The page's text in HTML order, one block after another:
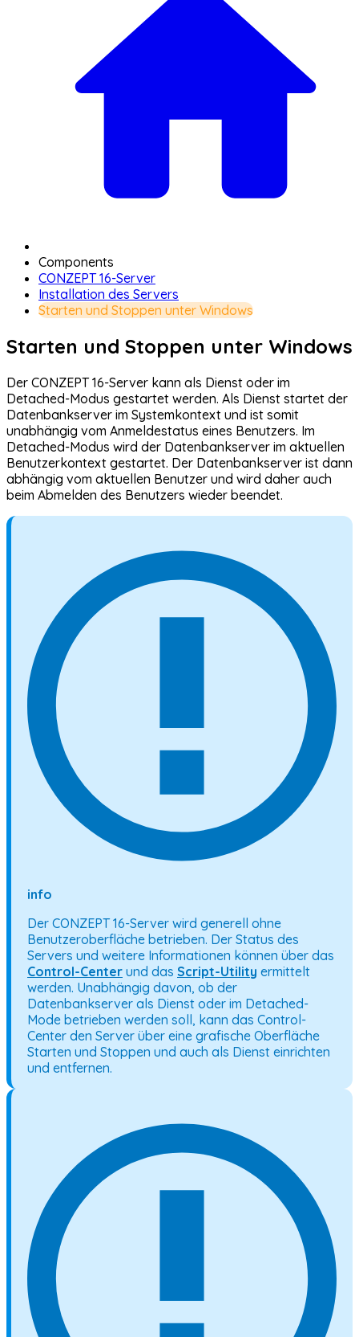
Components
CONZEPT 16-Server
Installation des Servers
Starten und Stoppen unter Windows
Starten und Stoppen unter Windows
Der CONZEPT 16-Server kann als Dienst oder im
Detached-Modus gestartet werden. Als Dienst startet der
Datenbankserver im Systemkontext und ist somit
unabhängig vom Anmeldestatus eines Benutzers. Im
Detached-Modus wird der Datenbankserver im aktuellen
Benutzerkontext gestartet. Der Datenbankserver ist dann
abhängig vom aktuellen Benutzer und wird daher auch
beim Abmelden des Benutzers wieder beendet.
info
Der CONZEPT 16-Server wird generell ohne
Benutzeroberfläche betrieben. Der Status des
Servers und weitere Informationen können über das
Control-Center und das Script-Utility ermittelt
werden. Unabhängig davon, ob der
Datenbankserver als Dienst oder im Detached-
Mode betrieben werden soll, kann das Control-
Center den Server über eine grafische Oberfläche
Starten und Stoppen und auch als Dienst einrichten
und entfernen.